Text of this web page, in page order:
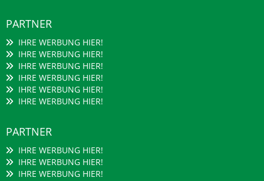
PARTNER
IHRE WERBUNG HIER!
IHRE WERBUNG HIER!
IHRE WERBUNG HIER!
IHRE WERBUNG HIER!
IHRE WERBUNG HIER!
IHRE WERBUNG HIER!
PARTNER
IHRE WERBUNG HIER!
IHRE WERBUNG HIER!
IHRE WERBUNG HIER!